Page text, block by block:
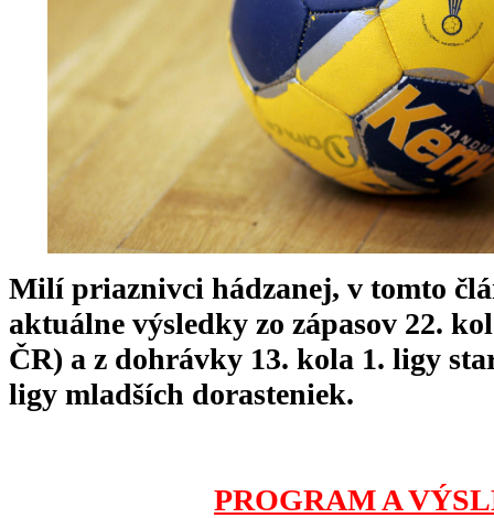
Milí priaznivci hádzanej, v tomto
aktuálne výsledky zo zápasov 22.
ČR) a z dohrávky 13. kola 1. ligy
ligy mladších dorasteniek.
PROGRAM A